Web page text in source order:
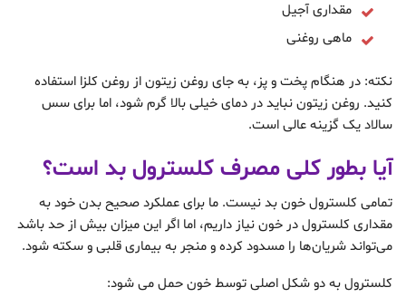
مقداری آجیل
ماهی روغنی
نکته: در هنگام پخت و پز، به جای روغن زیتون از روغن کلزا استفاده
کنید. روغن زیتون نباید در دمای خیلی بالا گرم شود، اما برای سس
سالاد یک گزینه عالی است.
آیا بطور کلی مصرف کلسترول بد است؟
تمامی کلسترول خون بد نیست. ما برای عملکرد صحیح بدن خود به
مقداری کلسترول در خون نیاز داریم، اما اگر این میزان بیش از حد باشد
می‌تواند شریان‌ها را مسدود کرده و منجر به بیماری قلبی و سکته شود.
کلسترول به دو شکل اصلی توسط خون حمل می شود: